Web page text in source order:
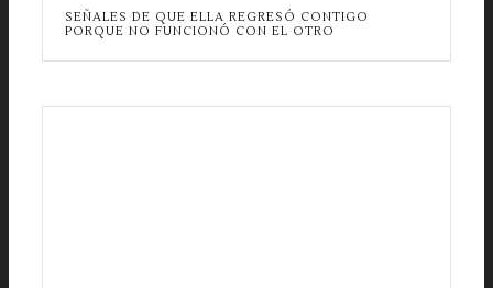
SEÑALES DE QUE ELLA REGRESÓ CONTIGO
PORQUE NO FUNCIONÓ CON EL OTRO